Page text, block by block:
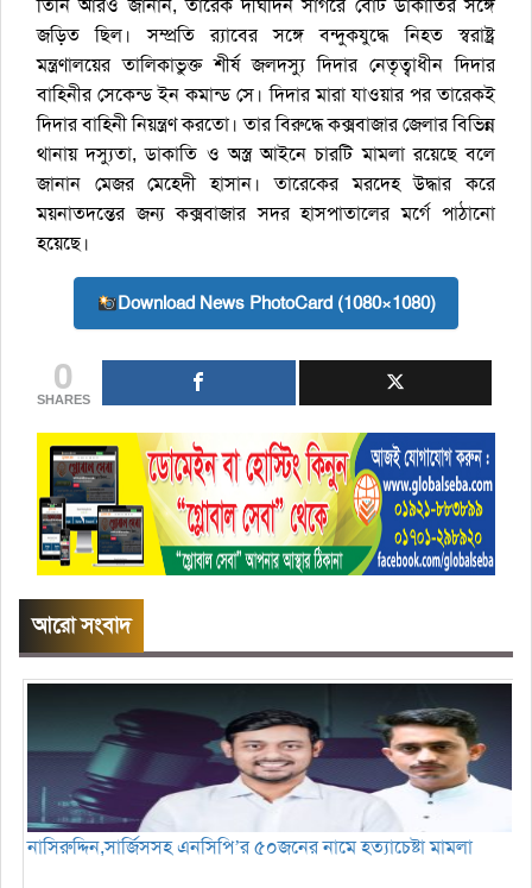
তিনি আরও জানান, তারেক দীর্ঘদিন সাগরে বোট ডাকাতির সঙ্গে
জড়িত ছিল। সম্প্রতি র‌্যাবের সঙ্গে বন্দুকযুদ্ধে নিহত স্বরাষ্ট্র
মন্ত্রণালয়ের তালিকাভুক্ত শীর্ষ জলদস্যু দিদার নেতৃত্বাধীন দিদার
বাহিনীর সেকেন্ড ইন কমান্ড সে। দিদার মারা যাওয়ার পর তারেকই
দিদার বাহিনী নিয়ন্ত্রণ করতো। তার বিরুদ্ধে কক্সবাজার জেলার বিভিন্ন
থানায় দস্যুতা, ডাকাতি ও অস্ত্র আইনে চারটি মামলা রয়েছে বলে
জানান মেজর মেহেদী হাসান। তারেকের মরদেহ উদ্ধার করে
ময়নাতদন্তের জন্য কক্সবাজার সদর হাসপাতালের মর্গে পাঠানো
হয়েছে।
Download News PhotoCard (1080×1080)
0
SHARES
আরো সংবাদ
নাসিরুদ্দিন,সার্জিসসহ এনসিপি’র ৫০জনের নামে হত্যাচেষ্টা মামলা